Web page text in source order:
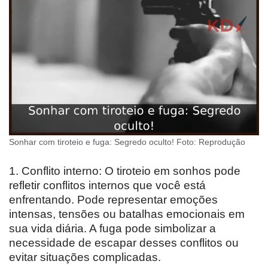
Sonhar com tiroteio e fuga: Segredo oculto! Foto: Reprodução
1. Conflito interno: O tiroteio em sonhos pode
refletir conflitos internos que você está
enfrentando. Pode representar emoções
intensas, tensões ou batalhas emocionais em
sua vida diária. A fuga pode simbolizar a
necessidade de escapar desses conflitos ou
evitar situações complicadas.